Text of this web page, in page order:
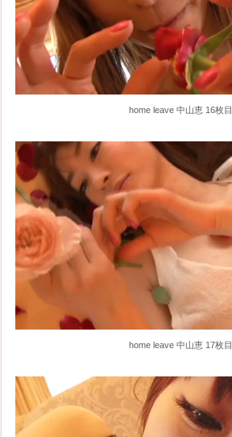
home leave 中山恵 16枚目
home leave 中山恵 17枚目